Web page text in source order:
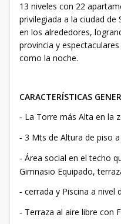
13 niveles con 22
privilegiada a la ciudad
en los alrededores,
provincia y
como la noche.
CARACTERÍSTICAS
- La Torre más Alta en la
- 3 Mts de Altura de piso
- Área social en el techo
Gimnasio Equipado,
- cerrada y Piscina a nivel
- Terraza al aire libre con